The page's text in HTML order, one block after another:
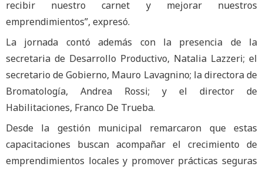
recibir nuestro carnet y mejorar nuestros
emprendimientos”, expresó.
La jornada contó además con la presencia de la
secretaria de Desarrollo Productivo, Natalia Lazzeri; el
secretario de Gobierno, Mauro Lavagnino; la directora de
Bromatología, Andrea Rossi; y el director de
Habilitaciones, Franco De Trueba.
Desde la gestión municipal remarcaron que estas
capacitaciones buscan acompañar el crecimiento de
emprendimientos locales y promover prácticas seguras